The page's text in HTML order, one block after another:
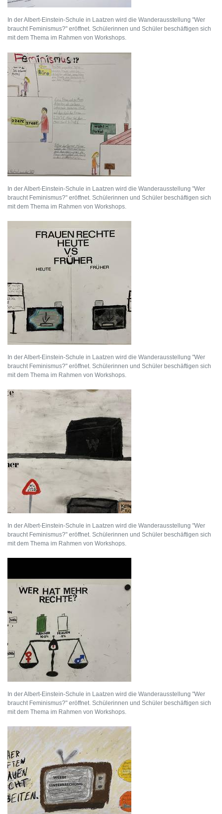
In der Albert-Einstein-Schule in Laatzen wird die Wanderausstellung "Wer
braucht Feminismus?" eröffnet. Schülerinnen und Schüler beschäftigen sich
mit dem Thema im Rahmen von Workshops.
In der Albert-Einstein-Schule in Laatzen wird die Wanderausstellung "Wer
braucht Feminismus?" eröffnet. Schülerinnen und Schüler beschäftigen sich
mit dem Thema im Rahmen von Workshops.
In der Albert-Einstein-Schule in Laatzen wird die Wanderausstellung "Wer
braucht Feminismus?" eröffnet. Schülerinnen und Schüler beschäftigen sich
mit dem Thema im Rahmen von Workshops.
In der Albert-Einstein-Schule in Laatzen wird die Wanderausstellung "Wer
braucht Feminismus?" eröffnet. Schülerinnen und Schüler beschäftigen sich
mit dem Thema im Rahmen von Workshops.
In der Albert-Einstein-Schule in Laatzen wird die Wanderausstellung "Wer
braucht Feminismus?" eröffnet. Schülerinnen und Schüler beschäftigen sich
mit dem Thema im Rahmen von Workshops.